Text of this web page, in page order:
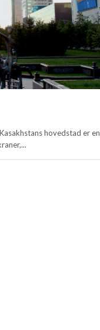
hovedstad er en